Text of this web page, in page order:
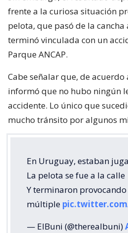
frente a la curiosa situación
pelota, que pasó de la
terminó vinculada con un
Parque ANCAP.
Cabe señalar que, de acuerdo
informó que no hubo ningún
accidente. Lo único que
mucho tránsito por algunos
En Uruguay, estaban
La pelota se fue a la calle
Y terminaron
múltiple
— ElBuni (@therealbuni)